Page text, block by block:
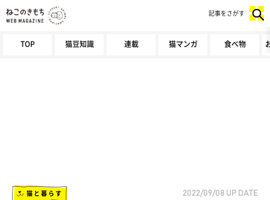
TOP 猫豆知識 連載 猫マンガ 食べ物
記事をさがす
猫と暮らす 2022/09/08 UP DATE